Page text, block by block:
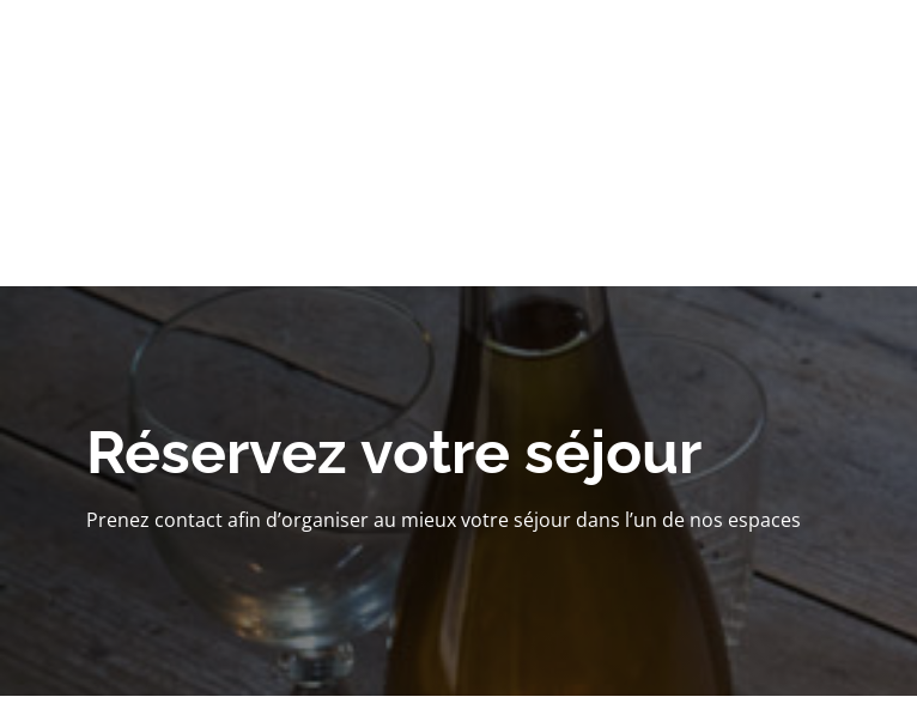
Réservez votre séjour
Prenez contact afin d’organiser au mieux votre séjour dans l’un de nos espaces